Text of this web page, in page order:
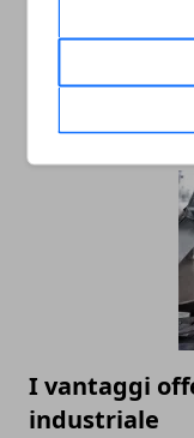
Come
perfetto per
30/09/2022
I vantaggi
industriale